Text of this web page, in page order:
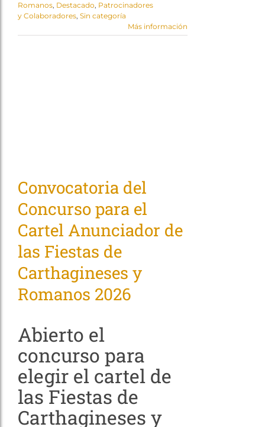
Romanos, Destacado, Patrocinadores
y Colaboradores, Sin categoría
Más información
Convocatoria del
Concurso para el
Cartel Anunciador de
las Fiestas de
Carthagineses y
Romanos 2026
Abierto el
concurso para
elegir el cartel de
las Fiestas de
Carthagineses y